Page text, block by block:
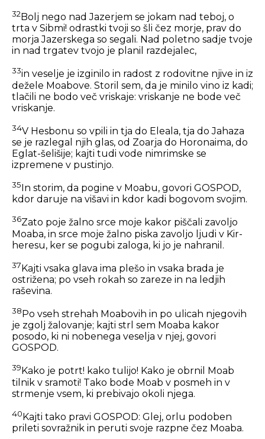
32 Bolj nego nad Jazerjem se jokam nad teboj, o
trta v Sibmi! odrastki tvoji so šli čez morje, prav do
morja Jazerskega so segali. Nad poletno sadje tvoje
in nad trgatev tvojo je planil razdejalec,
33in veselje je izginilo in radost z rodovitne njive in iz
dežele Moabove. Storil sem, da je minilo vino iz kadi;
tlačili ne bodo več vriskaje: vriskanje ne bode več
vriskanje.
34V Hesbonu so vpili in tja do Eleala, tja do Jahaza
se je razlegal njih glas, od Zoarja do Horonaima, do
Eglat-šelišije; kajti tudi vode nimrimske se
izpremene v pustinjo.
35 In storim, da pogine v Moabu, govori GOSPOD,
kdor daruje na višavi in kdor kadi bogovom svojim.
36Zato poje žalno srce moje kakor piščali zavoljo
Moaba, in srce moje žalno piska zavoljo ljudi v Kir-
heresu, ker se pogubi zaloga, ki jo je nahranil.
37Kajti vsaka glava ima plešo in vsaka brada je
ostrižena; po vseh rokah so zareze in na ledjih
raševina.
38 Po vseh strehah Moabovih in po ulicah njegovih
je zgolj žalovanje; kajti strl sem Moaba kakor
posodo, ki ni nobenega veselja v njej, govori
GOSPOD.
39 Kako je potrt! kako tulijo! Kako je obrnil Moab
tilnik v sramoti! Tako bode Moab v posmeh in v
strmenje vsem, ki prebivajo okoli njega.
40Kajti tako pravi GOSPOD: Glej, orlu podoben
prileti sovražnik in peruti svoje razpne čez Moaba.